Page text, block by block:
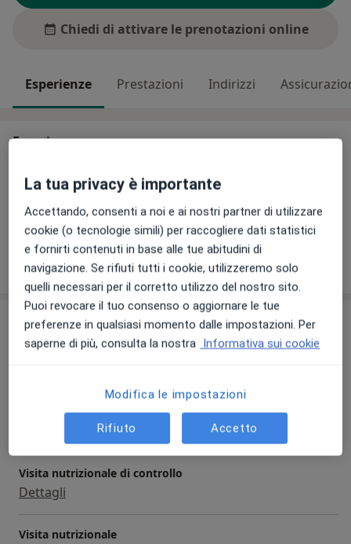
Chiedi di attivare le prenotazioni online
Esperienze Prestazioni Indirizzi
Esperienze
Iperlipoproteinemia Fenilchetonuria
Sindrome Metabolica
Stipsi +21
Mostra dettagli
sull'esperienza
Prestazioni e prezzi
Prima visita dietistica
Dieta vegetariana
Visita nutrizionale di controllo
Dettagli
Visita nutrizionale
La tua privacy è importante
Accettando, consenti a noi e ai nostri partner di utilizzare
cookie (o tecnologie simili) per raccogliere dati statistici
e fornirti contenuti in base alle tue abitudini di
navigazione. Se rifiuti tutti i cookie, utilizzeremo solo
quelli necessari per il corretto utilizzo del nostro sito.
Puoi revocare il tuo consenso o aggiornare le tue
preferenze in qualsiasi momento dalle impostazioni. Per
saperne di più, consulta la nostra Informativa sui cookie
Modifica le impostazioni
Rifiuto Accetto